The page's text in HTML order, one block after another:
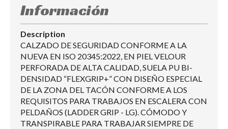
Información
Description
CALZADO DE SEGURIDAD CONFORME A LA
NUEVA EN ISO 20345:2022, EN PIEL VELOUR
PERFORADA DE ALTA CALIDAD, SUELA PU BI-
DENSIDAD “FLEXGRIP+” CON DISEÑO ESPECIAL
DE LA ZONA DEL TACÓN CONFORME A LOS
REQUISITOS PARA TRABAJOS EN ESCALERA CON
PELDAÑOS (LADDER GRIP - LG). CÓMODO Y
TRANSPIRABLE PARA TRABAJAR SIEMPRE DE